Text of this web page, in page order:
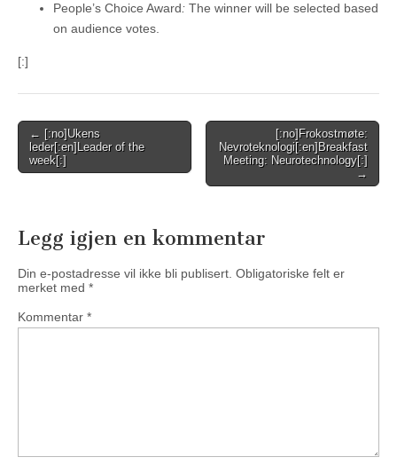
People’s Choice Award: The winner will be selected based
on audience votes.
[:]
Post
navigation
← [:no]Ukens
leder[:en]Leader of the
week[:]
[:no]Frokostmøte:
Nevroteknologi[:en]Breakfast
Meeting: Neurotechnology[:]
→
Legg igjen en kommentar
Din e-postadresse vil ikke bli publisert. Obligatoriske felt er
merket med *
Kommentar *